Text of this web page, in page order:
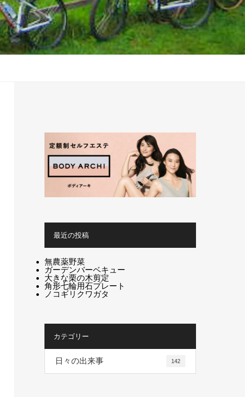
最近の投稿
無農薬野菜
ガーデンバーベキュー
大きな栗の木剪定
角形七輪用石プレート
ノコギリクワガタ
カテゴリー
日々の出来事 142